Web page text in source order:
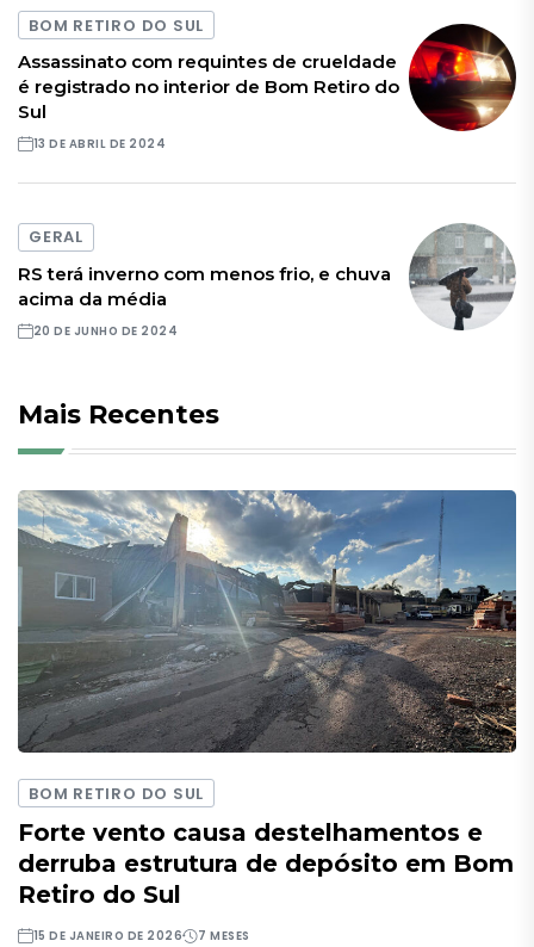
BOM RETIRO DO SUL
Assassinato com requintes de crueldade
é registrado no interior de Bom Retiro do
Sul
13 DE ABRIL DE 2024
GERAL
RS terá inverno com menos frio, e chuva
acima da média
20 DE JUNHO DE 2024
Mais Recentes
BOM RETIRO DO SUL
Forte vento causa destelhamentos e
derruba estrutura de depósito em Bom
Retiro do Sul
15 DE JANEIRO DE 2026 7 MESES